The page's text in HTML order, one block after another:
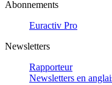
Abonnements
Euractiv Pro
Newsletters
Rapporteur
Newsletters en